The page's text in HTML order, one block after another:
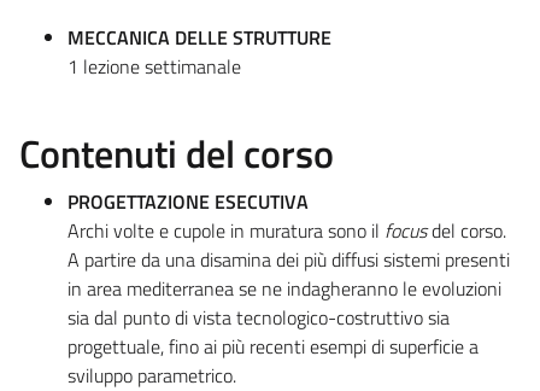
MECCANICA DELLE STRUTTURE
1 lezione settimanale
Contenuti del corso
PROGETTAZIONE ESECUTIVA
Archi volte e cupole in muratura sono il focusdel corso.
A partire da una disamina dei più diffusi sistemi presenti
in area mediterranea se ne indagheranno le evoluzioni
sia dal punto di vista tecnologico-costruttivo sia
progettuale, fino ai più recenti esempi di superficie a
sviluppo parametrico.